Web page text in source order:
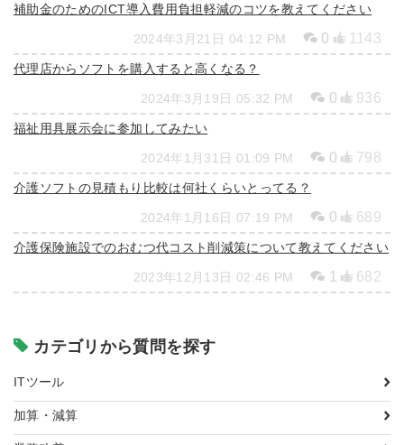
補助金のためのICT導入費用負担軽減のコツを教えてください
2024年3月21日 04:12 PM 0 1143
代理店からソフトを購入すると高くなる？
2024年3月19日 05:32 PM 0 936
福祉用具展示会に参加してみたい
2024年1月31日 01:09 PM 0 798
介護ソフトの見積もり比較は何社くらいとってる？
2024年1月16日 07:19 PM 0 689
介護保険施設でのおむつ代コスト削減策について教えてください
2023年12月13日 02:46 PM 1 682
カテゴリから質問を探す
ITツール
加算・減算